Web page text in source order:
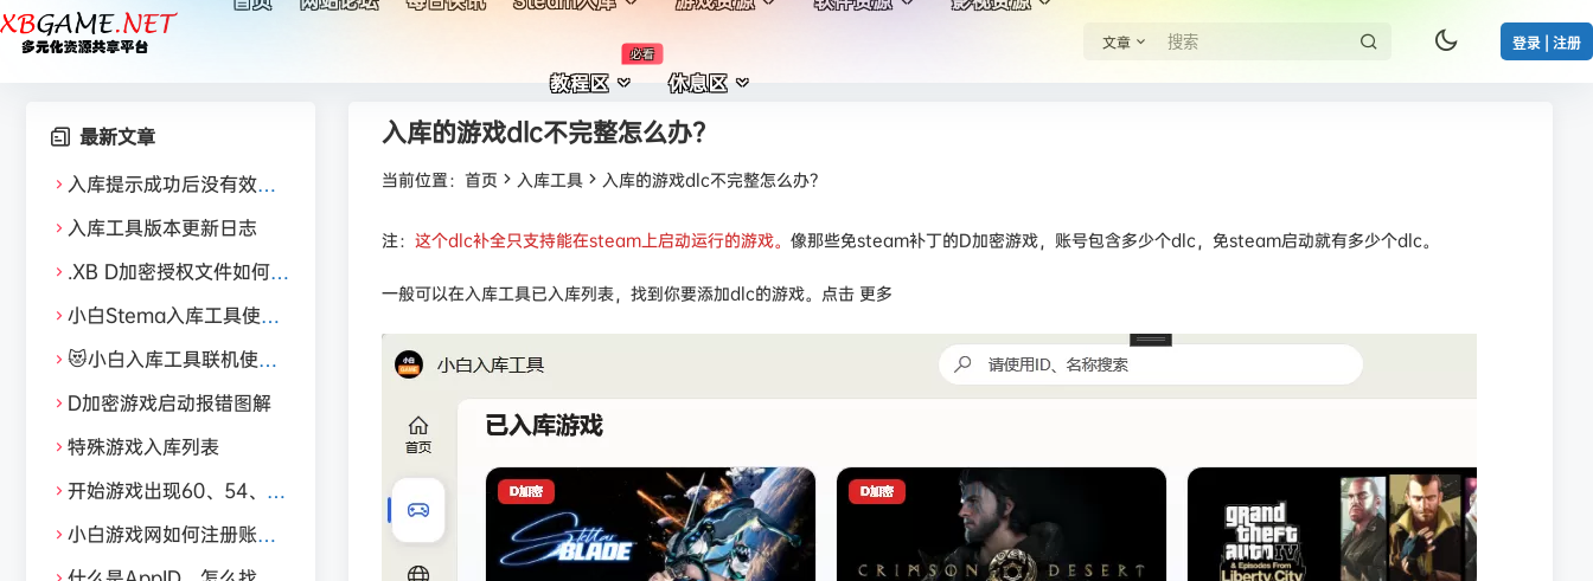
教程区
必看
休息区
文章 登录 | 注册
最新文章
入库提示成功后没有效果
解决方法
入库工具版本更新日志
.XB D加密授权文件如何获
取？
小白Stema入库工具使用
教程
😻小白入库工具联机使用
教程
D加密游戏启动报错图解
特殊游戏入库列表
开始游戏出现60、54、84
报错
小白游戏网如何注册账
号？以及绑定邮箱和修改密
入库的游戏dlc不完整怎么办？
当前位置： 首页 入库工具 入库的游戏dlc不完整怎么办？
注： 这个dlc补全只支持能在steam上启动运行的游戏。 像那些免steam补丁的D加密游戏，账号包含多少个dlc，免steam启动就有多少个dlc。
一般可以在入库工具已入库列表，找到你要添加dlc的游戏。点击 更多